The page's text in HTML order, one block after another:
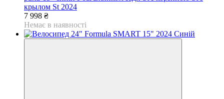
крылом St 2024
7 998 ₴
Немає в наявності